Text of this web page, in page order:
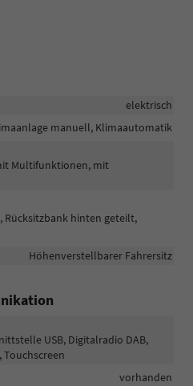
elektrisch
manuell, Klimaautomatik
Multifunktionen, mit
Rücksitzbank hinten geteilt,
Höhenverstellbarer Fahrersitz
USB, Digitalradio DAB,
vorhanden